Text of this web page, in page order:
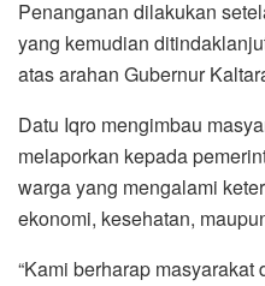
Penanganan dilakukan
yang kemudian
atas arahan Gubernur
Datu Iqro mengimbau
melaporkan kepada
warga yang mengalami
ekonomi, kesehatan,
“Kami berharap